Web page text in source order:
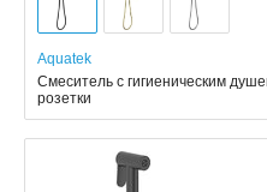
Aquatek
Смеситель с гигиеническим
розетки